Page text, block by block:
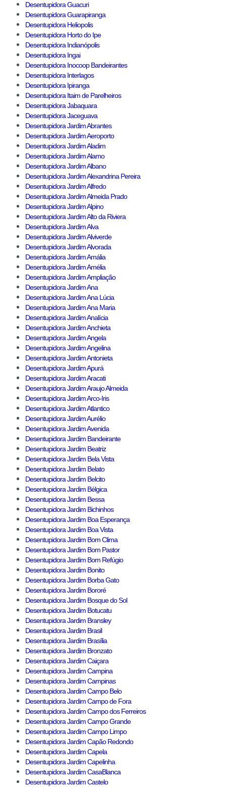
Desentupidora Guacuri
Desentupidora Guarapiranga
Desentupidora Heliopolis
Desentupidora Horto do Ipe
Desentupidora Indianópolis
Desentupidora Ingai
Desentupidora Inocoop Bandeirantes
Desentupidora Interlagos
Desentupidora Ipiranga
Desentupidora Itaim de Parelheiros
Desentupidora Jabaquara
Desentupidora Jaceguava
Desentupidora Jardim Abrantes
Desentupidora Jardim Aeroporto
Desentupidora Jardim Aladim
Desentupidora Jardim Alamo
Desentupidora Jardim Albano
Desentupidora Jardim Alexandrina Pereira
Desentupidora Jardim Alfredo
Desentupidora Jardim Almeida Prado
Desentupidora Jardim Alpino
Desentupidora Jardim Alto da Riviera
Desentupidora Jardim Alva
Desentupidora Jardim Alviverde
Desentupidora Jardim Alvorada
Desentupidora Jardim Amália
Desentupidora Jardim Amélia
Desentupidora Jardim Ampliação
Desentupidora Jardim Ana
Desentupidora Jardim Ana Lúcia
Desentupidora Jardim Ana Maria
Desentupidora Jardim Analícia
Desentupidora Jardim Anchieta
Desentupidora Jardim Angela
Desentupidora Jardim Angelina
Desentupidora Jardim Antonieta
Desentupidora Jardim Apurá
Desentupidora Jardim Aracati
Desentupidora Jardim Araujo Almeida
Desentupidora Jardim Arco-Iris
Desentupidora Jardim Atlantico
Desentupidora Jardim Aurélio
Desentupidora Jardim Avenida
Desentupidora Jardim Bandeirante
Desentupidora Jardim Beatriz
Desentupidora Jardim Bela Vista
Desentupidora Jardim Belato
Desentupidora Jardim Belcito
Desentupidora Jardim Bélgica
Desentupidora Jardim Bessa
Desentupidora Jardim Bichinhos
Desentupidora Jardim Boa Esperança
Desentupidora Jardim Boa Vista
Desentupidora Jardim Bom Clima
Desentupidora Jardim Bom Pastor
Desentupidora Jardim Bom Refúgio
Desentupidora Jardim Bonito
Desentupidora Jardim Borba Gato
Desentupidora Jardim Bororé
Desentupidora Jardim Bosque do Sol
Desentupidora Jardim Botucatu
Desentupidora Jardim Bransley
Desentupidora Jardim Brasil
Desentupidora Jardim Brasília
Desentupidora Jardim Bronzato
Desentupidora Jardim Caiçara
Desentupidora Jardim Campina
Desentupidora Jardim Campinas
Desentupidora Jardim Campo Belo
Desentupidora Jardim Campo de Fora
Desentupidora Jardim Campo dos Ferreiros
Desentupidora Jardim Campo Grande
Desentupidora Jardim Campo Limpo
Desentupidora Jardim Capão Redondo
Desentupidora Jardim Capela
Desentupidora Jardim Capelinha
Desentupidora Jardim CasaBlanca
Desentupidora Jardim Castelo